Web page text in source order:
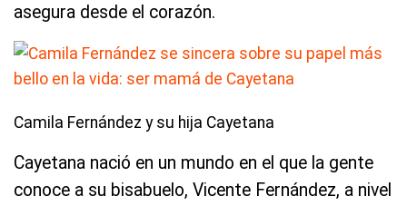
asegura desde el corazón.
Camila Fernández y su hija Cayetana
Cayetana nació en un mundo en el que la gente
conoce a su bisabuelo, Vicente Fernández, a nivel